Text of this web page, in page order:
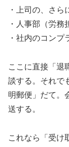
・上司の、さら
・人事部（労務
・社内のコンプ
ここに直接「退
談する。それで
明郵便」だて。
送する。
これなら「受け